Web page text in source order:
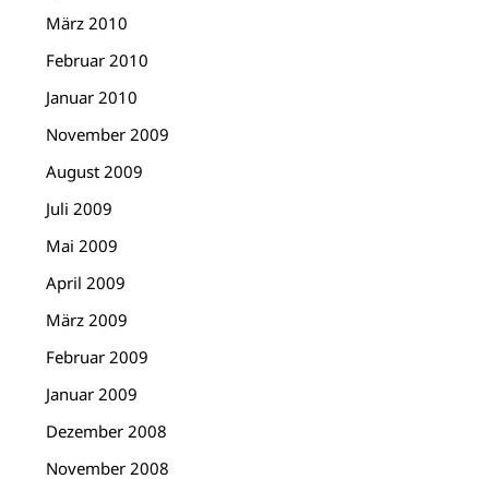
März 2010
Februar 2010
Januar 2010
November 2009
August 2009
Juli 2009
Mai 2009
April 2009
März 2009
Februar 2009
Januar 2009
Dezember 2008
November 2008